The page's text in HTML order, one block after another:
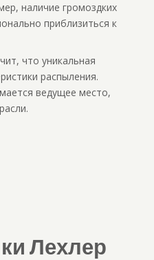
наличие громоздких
приблизиться к
что уникальная
распыления.
ведущее место,
Лехлер